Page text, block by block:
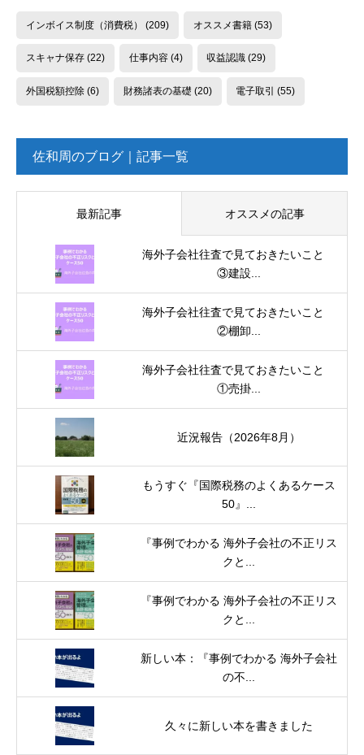
インボイス制度（消費税） (209) オススメ書籍(53)
スキャナ保存(22) 仕事内容(4) 収益認識 (29)
外国税額控除(6) 財務諸表の基礎 (20) 電子取引 (55)
佐和周のブログ｜記事一覧
最新記事 オススメの記事
海外子会社往査で見ておきたいこと
③建設...
海外子会社往査で見ておきたいこと
②棚卸...
海外子会社往査で見ておきたいこと
①売掛...
近況報告（2026年8月）
もうすぐ『国際税務のよくあるケース
50』...
『事例でわかる 海外子会社の不正リス
クと...
『事例でわかる 海外子会社の不正リス
クと...
新しい本：『事例でわかる 海外子会社
の不...
久々に新しい本を書きました